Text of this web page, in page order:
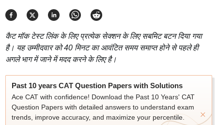
कैट मॉक टेस्ट लिंक के लिए प्रत्येक सेक्शन के लिए सबमिट बटन दिया गया
है। यह उम्मीदवार को 40 मिनट का आवंटित समय समाप्त होने से पहले ही
अगले भाग में जाने में मदद करने के लिए है।
Past 10 years CAT Question Papers with Solutions
Ace CAT with confidence! Download the Past 10 Years' CAT
Question Papers with detailed answers to understand exam
trends, improve accuracy, and maximize your percentile.